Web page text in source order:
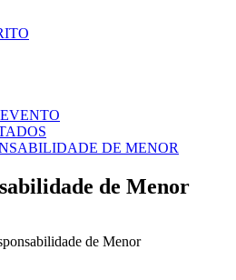
DE MENOR
de Menor
de Menor